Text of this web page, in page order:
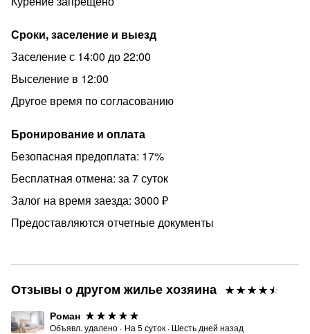
- Заезд после 14:00, выезд до 12:00, другое время
заселения, время заезда может измениться!
- Мы используем дистанционное заселение. Вы
сможете заехать и выехать КРУГЛОСУТОЧНО.
- До, или сразу же в момент заселения заключается
проживающих.
- При заезде берется залог 3000 р., возвращается в
день выезда.
Запрещено:
- Шуметь после 23:00
- Курить в квартире!
Скидки от 5% до 15% при длительном проживании!
заселение возможно только на следующий день, с 9:00.
Сроки, заселение и выезд
Заселение с 14:00 до 22:00
Выселение в 12:00
Другое время по согласованию
Бронирование и оплата
Безопасная предоплата: 17%
Бесплатная отмена: за 7 суток
Залог на время заезда: 3000 ₽
Предоставляются отчетные документы
Отзывы о другом жилье хозяина
Роман
Объявл. удалено · На 5 суток · Шесть дней назад